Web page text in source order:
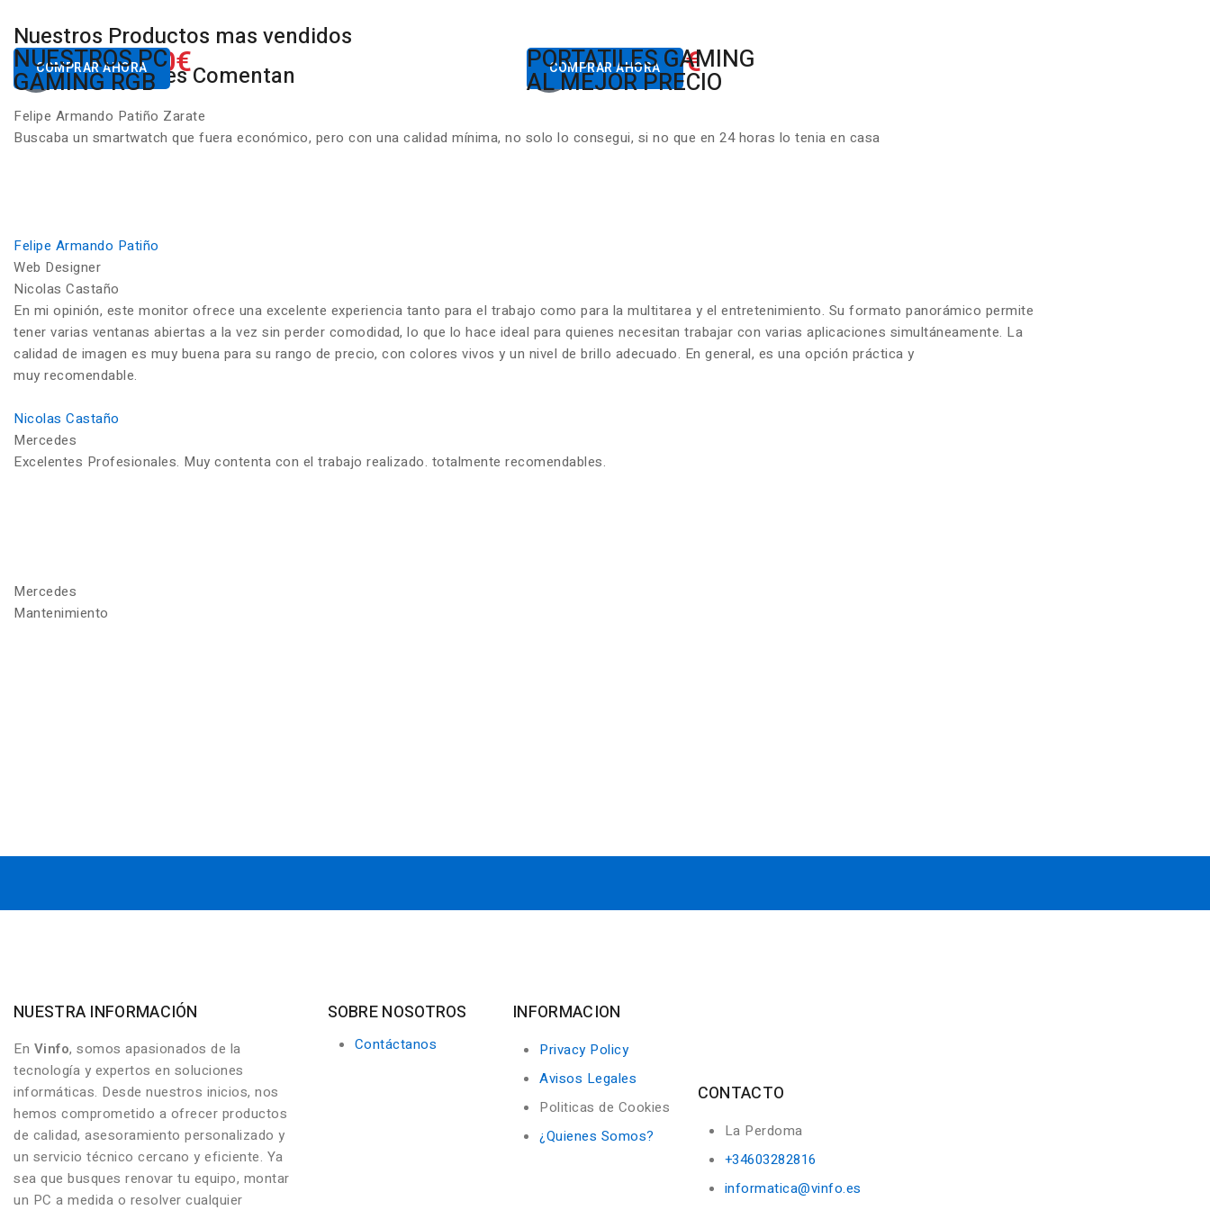
Nuestros Productos mas vendidos
Desde650.00€
COMPRAR AHORA
NUESTROS PC
GAMING RGB
Desde822.00€
COMPRAR AHORA
PORTATILES GAMING
AL MEJOR PRECIO
Nuestros Clientes Comentan
Felipe Armando Patiño Zarate
Buscaba un smartwatch que fuera económico, pero con una calidad mínima, no solo lo consegui, si no que en 24 horas lo tenia en casa
Felipe Armando Patiño
Web Designer
Nicolas Castaño
En mi opinión, este monitor ofrece una excelente experiencia tanto para el trabajo como para la multitarea y el entretenimiento. Su formato panorámico permite
tener varias ventanas abiertas a la vez sin perder comodidad, lo que lo hace ideal para quienes necesitan trabajar con varias aplicaciones simultáneamente. La
calidad de imagen es muy buena para su rango de precio, con colores vivos y un nivel de brillo adecuado. En general, es una opción práctica y
muy recomendable.
Nicolas Castaño
Mercedes
Excelentes Profesionales. Muy contenta con el trabajo realizado. totalmente recomendables.
Mercedes
Mantenimiento
NUESTRA INFORMACIÓN
En Vinfo, somos apasionados de la
tecnología y expertos en soluciones
informáticas. Desde nuestros inicios, nos
hemos comprometido a ofrecer productos
de calidad, asesoramiento personalizado y
un servicio técnico cercano y eficiente. Ya
sea que busques renovar tu equipo, montar
un PC a medida o resolver cualquier
SOBRE NOSOTROS
Contáctanos
INFORMACION
Privacy Policy
Avisos Legales
Politicas de Cookies
¿Quienes Somos?
CONTACTO
La Perdoma
+34603282816
informatica@vinfo.es